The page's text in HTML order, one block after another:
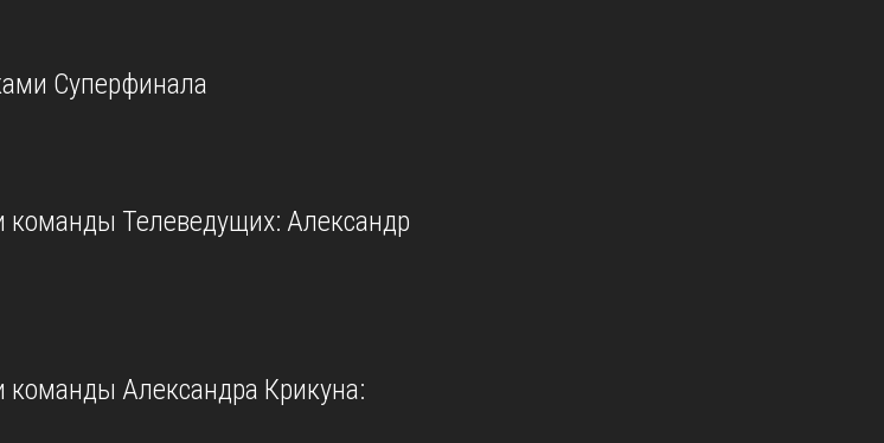
Суперфинала
команды Телеведущих: Александр
команды Александра Крикуна: